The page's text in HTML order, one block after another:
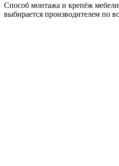
Способ монтажа и крепёж
выбирается производителем по